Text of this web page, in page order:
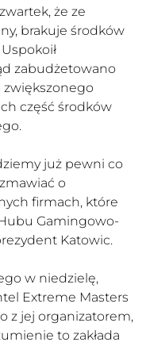
że ze
brakuje środków
zabudżetowano
część środków
już pewni co
o
firmach, które
Gamingowo-
Katowic.
w niedzielę,
Extreme Masters
z jej organizatorem,
to zakłada